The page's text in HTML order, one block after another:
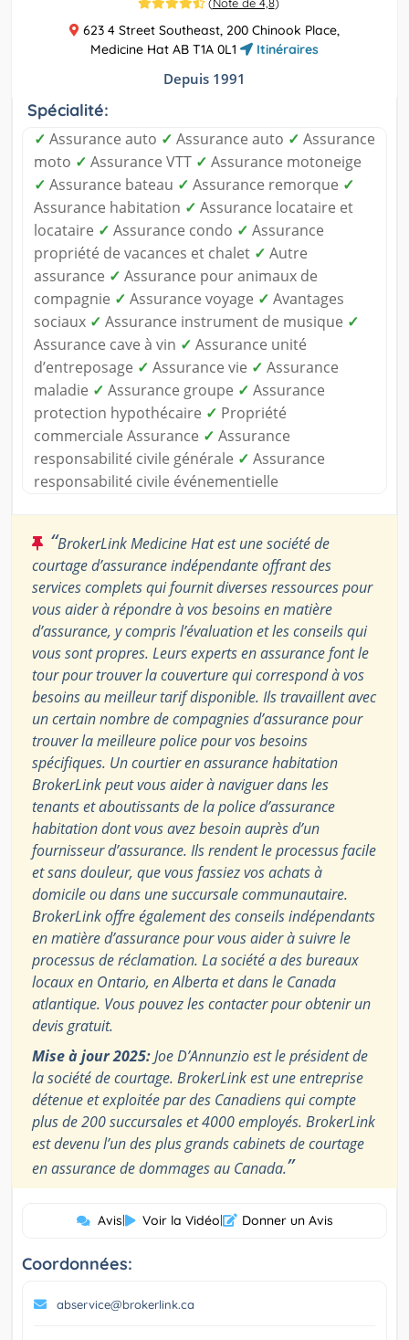
(Note de 4,8)
623 4 Street Southeast, 200 Chinook Place,
Medicine Hat AB T1A 0L1
Itinéraires
Depuis 1991
Spécialité:
✓ Assurance auto ✓ Assurance auto ✓ Assurance
moto ✓ Assurance VTT ✓ Assurance motoneige
✓ Assurance bateau ✓ Assurance remorque ✓
Assurance habitation ✓ Assurance locataire et
locataire ✓ Assurance condo ✓ Assurance
propriété de vacances et chalet ✓ Autre
assurance ✓ Assurance pour animaux de
compagnie ✓ Assurance voyage ✓ Avantages
sociaux ✓ Assurance instrument de musique ✓
Assurance cave à vin ✓ Assurance unité
d’entreposage ✓ Assurance vie ✓ Assurance
maladie ✓ Assurance groupe ✓ Assurance
protection hypothécaire ✓ Propriété
commerciale Assurance ✓ Assurance
responsabilité civile générale ✓ Assurance
responsabilité civile événementielle
“BrokerLink Medicine Hat est une société de
courtage d’assurance indépendante offrant des
services complets qui fournit diverses ressources pour
vous aider à répondre à vos besoins en matière
d’assurance, y compris l’évaluation et les conseils qui
vous sont propres. Leurs experts en assurance font le
tour pour trouver la couverture qui correspond à vos
besoins au meilleur tarif disponible. Ils travaillent avec
un certain nombre de compagnies d’assurance pour
trouver la meilleure police pour vos besoins
spécifiques. Un courtier en assurance habitation
BrokerLink peut vous aider à naviguer dans les
tenants et aboutissants de la police d’assurance
habitation dont vous avez besoin auprès d’un
fournisseur d’assurance. Ils rendent le processus facile
et sans douleur, que vous fassiez vos achats à
domicile ou dans une succursale communautaire.
BrokerLink offre également des conseils indépendants
en matière d’assurance pour vous aider à suivre le
processus de réclamation. La société a des bureaux
locaux en Ontario, en Alberta et dans le Canada
atlantique. Vous pouvez les contacter pour obtenir un
devis gratuit.
Mise à jour 2025:Joe D’Annunzio est le président de
la société de courtage. BrokerLink est une entreprise
détenue et exploitée par des Canadiens qui compte
plus de 200 succursales et 4000 employés. BrokerLink
est devenu l’un des plus grands cabinets de courtage
en assurance de dommages au Canada.”
Avis| Voir la Vidéo| Donner un Avis
Coordonnées:
abservice@brokerlink.ca